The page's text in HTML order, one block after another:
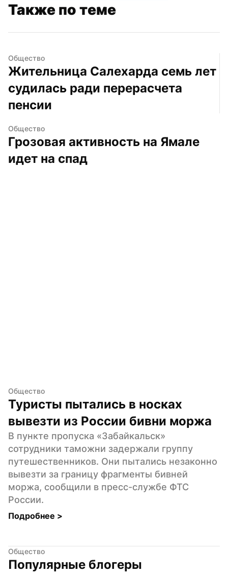
Также по теме
Общество
Жительница Салехарда семь лет
судилась ради перерасчета
пенсии
Общество
Грозовая активность на Ямале
идет на спад
Общество
Туристы пытались в носках
вывезти из России бивни моржа
В пункте пропуска «Забайкальск»
сотрудники таможни задержали группу
путешественников. Они пытались незаконно
вывезти за границу фрагменты бивней
моржа, сообщили в пресс-службе ФТС
России.
Подробнее >
Общество
Популярные блогеры